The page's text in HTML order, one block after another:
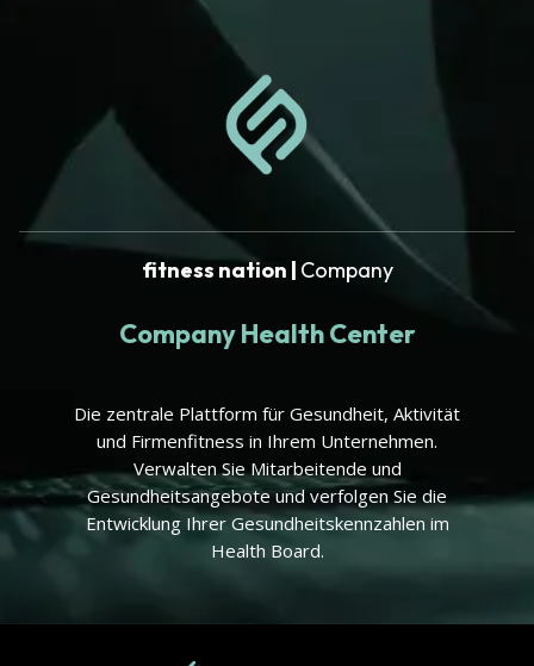
fitness nation | Company
Company Health Center
Die zentrale Plattform für Gesundheit, Aktivität
und Firmenfitness in Ihrem Unternehmen.
Verwalten Sie Mitarbeitende und
Gesundheitsangebote und verfolgen Sie die
Entwicklung Ihrer Gesundheitskennzahlen im
Health Board.